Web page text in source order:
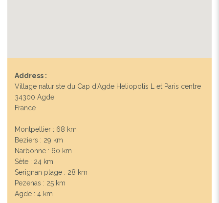
Address :
Village naturiste du Cap d’Agde Heliopolis L et Paris centre
34300 Agde
France
Montpellier : 68 km
Beziers : 29 km
Narbonne : 60 km
Sète : 24 km
Serignan plage : 28 km
Pezenas : 25 km
Agde : 4 km